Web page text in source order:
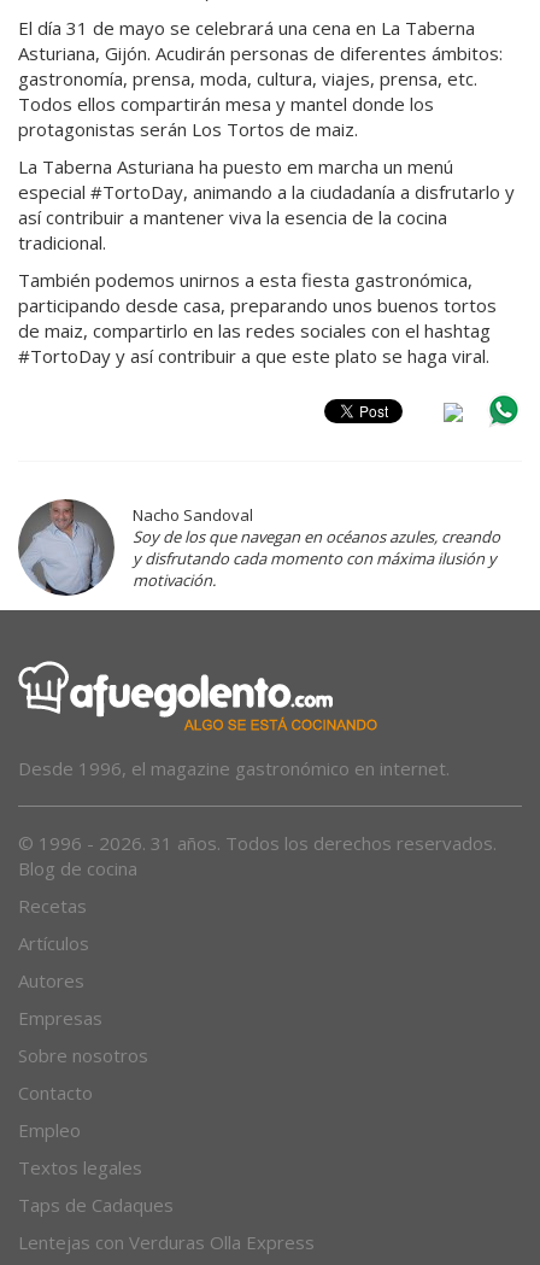
El día 31 de mayo se celebrará una cena en La Taberna
Asturiana, Gijón. Acudirán personas de diferentes ámbitos:
gastronomía, prensa, moda, cultura, viajes, prensa, etc.
Todos ellos compartirán mesa y mantel donde los
protagonistas serán Los Tortos de maiz.
La Taberna Asturiana ha puesto em marcha un menú
especial #TortoDay, animando a la ciudadanía a disfrutarlo y
así contribuir a mantener viva la esencia de la cocina
tradicional.
También podemos unirnos a esta fiesta gastronómica,
participando desde casa, preparando unos buenos tortos
de maiz, compartirlo en las redes sociales con el hashtag
#TortoDay y así contribuir a que este plato se haga viral.
Nacho Sandoval
Soy de los que navegan en océanos azules, creando
y disfrutando cada momento con máxima ilusión y
motivación.
Desde 1996, el magazine gastronómico en internet.
© 1996 - 2026. 31 años. Todos los derechos reservados.
Blog de cocina
Recetas
Artículos
Autores
Empresas
Sobre nosotros
Contacto
Empleo
Textos legales
Taps de Cadaques
Lentejas con Verduras Olla Express